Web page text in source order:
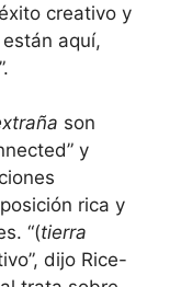
creativo y
aquí,
son
y
rica y
“(tierra
dijo Rice-